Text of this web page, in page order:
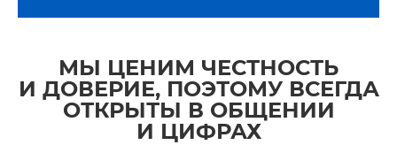
МЫ ЦЕНИМ ЧЕСТНОСТЬ
И ДОВЕРИЕ, ПОЭТОМУ ВСЕГДА
ОТКРЫТЫ В ОБЩЕНИИ
И ЦИФРАХ